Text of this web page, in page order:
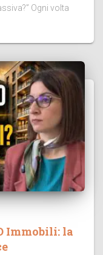
Ogni volta
Immobili: la